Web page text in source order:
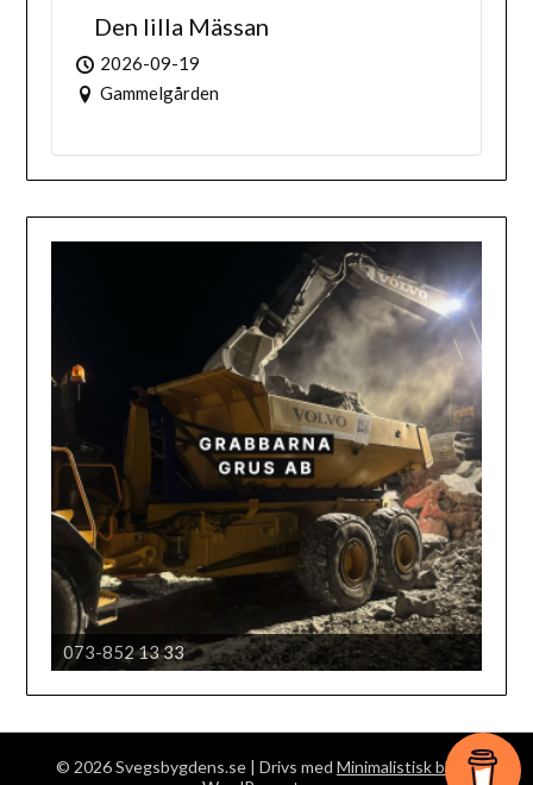
Den lilla Mässan
2026-09-19
Gammelgården
073-852 13 33
Härjedalens automobil klubb
© 2026 Svegsbygdens.se | Drivs med Minimalistisk blogg